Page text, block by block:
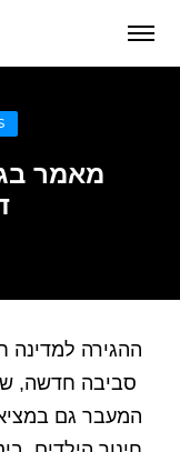
מאמר
ההגירה למדינה
סביבה חדשה,
המעבר גם